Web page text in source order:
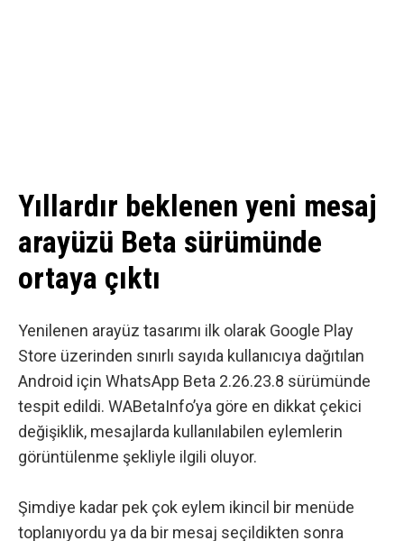
Yıllardır beklenen yeni mesaj
arayüzü Beta sürümünde
ortaya çıktı
Yenilenen arayüz tasarımı ilk olarak Google Play
Store üzerinden sınırlı sayıda kullanıcıya dağıtılan
Android için WhatsApp Beta 2.26.23.8 sürümünde
tespit edildi. WABetaInfo’ya göre en dikkat çekici
değişiklik, mesajlarda kullanılabilen eylemlerin
görüntülenme şekliyle ilgili oluyor.
Şimdiye kadar pek çok eylem ikincil bir menüde
toplanıyordu ya da bir mesaj seçildikten sonra